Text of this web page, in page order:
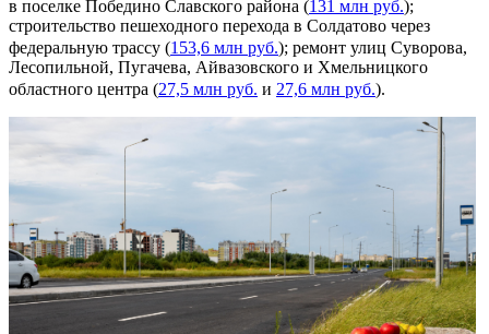
в поселке Победино Славского района (131 млн руб.);
строительство пешеходного перехода в Солдатово через
федеральную трассу (153,6 млн руб.); ремонт улиц Суворова,
Лесопильной, Пугачева, Айвазовского и Хмельницкого
областного центра (27,5 млн руб. и 27,6 млн руб.).